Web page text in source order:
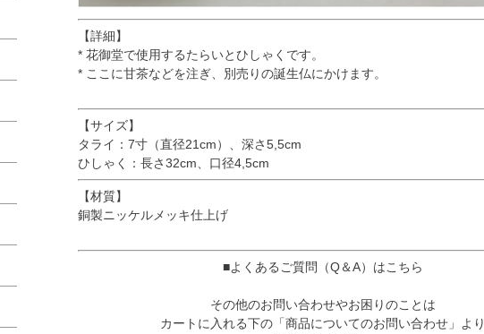
【詳細】
* 花御堂で使用するたらいとひしゃくです。
* ここに甘茶などを注ぎ、別売りの誕生仏にかけます。
【サイズ】
タライ：7寸（直径21cm）、深さ5,5cm
ひしゃく：長さ32cm、口径4,5cm
【材質】
銅製ニッケルメッキ仕上げ
■よくあるご質問（Q＆A）はこちら
その他のお問い合わせやお困りのことは
カートに入れる下の「商品についてのお問い合わせ」より